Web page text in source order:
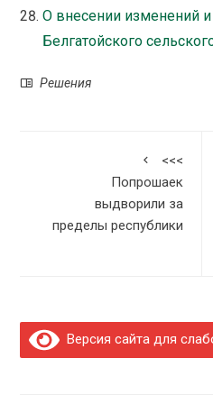
О внесении изменений
Белгатойского
Решения
<<<
Попрошаек
выдворили за
пределы республики
Версия сайта для